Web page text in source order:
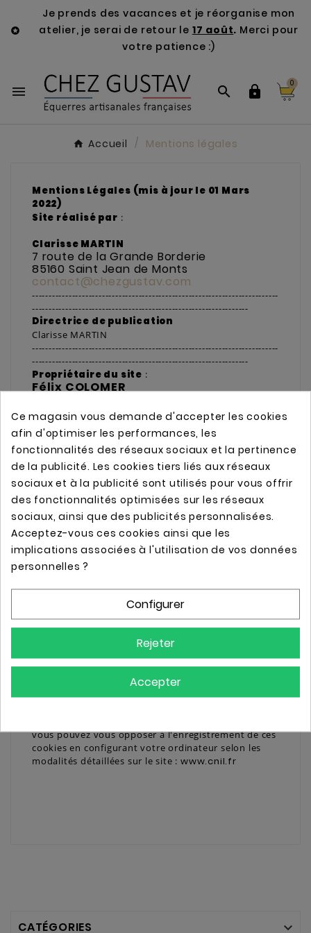

Je prends des vacances et je réorganise mon
atelier, je serai de retour le 17 août. Merci pour
votre patience :)
  
0
Accueil Mentions légales
Mentions Légales (mis à jour le 01 Mars
2022)
Site réalisé par :
Clarisse MARTIN
7 route de la Grande Borderie
85160 Saint Jean de Monts
contact@chezgustav.com
--------------------------------------------------------------------------
-----------------------------------------------------------------
Directrice de publication
Clarisse MARTIN
--------------------------------------------------------------------------
-----------------------------------------------------------------
Propriétaire du site :
Félix COLOMER
85160 Saint Jean de Monts
France
Code APE: 3299Z
SIREN: 488 315 425
--------------------------------------------------------------------------
-----------------------------------------------------------------
Site hébergé par
OVH
SAS au capital de 10 069 020 €
RCS Lille Métropole 424 761 419 00045
Code APE 2620Z
Siège social : 2 rue Kellermann - 59100 Roubaix
COOKIES
Ce site utilise des cookies qui sont des fichiers
stockés sur votre ordinateur permettant une facilité
d'accès aux services proposés. En aucun cas, les
cookies de ce site ne pourront servir à collecter des
données personnelles sans votre accord exprès. Ces
vous pouvez vous opposer à l'enregistrement de ces
cookies en configurant votre ordinateur selon les
modalités détaillées sur le site :www.cnil.fr
CATÉGORIES 
Ce magasin vous demande d'accepter les cookies
afin d'optimiser les performances, les
fonctionnalités des réseaux sociaux et la pertinence
de la publicité. Les cookies tiers liés aux réseaux
sociaux et à la publicité sont utilisés pour vous offrir
des fonctionnalités optimisées sur les réseaux
sociaux, ainsi que des publicités personnalisées.
Acceptez-vous ces cookies ainsi que les
implications associées à l'utilisation de vos données
personnelles ?
Configurer
Rejeter
Accepter